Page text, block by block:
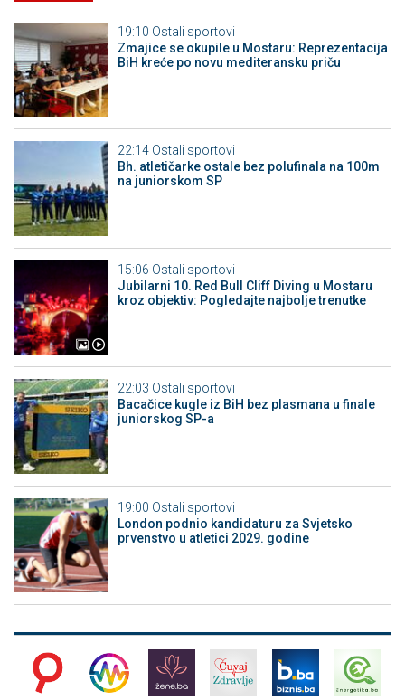
19:10 Ostali sportovi
Zmajice se okupile u Mostaru: Reprezentacija
BiH kreće po novu mediteransku priču
22:14 Ostali sportovi
Bh. atletičarke ostale bez polufinala na 100m
na juniorskom SP
15:06 Ostali sportovi
Jubilarni 10. Red Bull Cliff Diving u Mostaru
kroz objektiv: Pogledajte najbolje trenutke
22:03 Ostali sportovi
Bacačice kugle iz BiH bez plasmana u finale
juniorskog SP-a
19:00 Ostali sportovi
London podnio kandidaturu za Svjetsko
prvenstvo u atletici 2029. godine